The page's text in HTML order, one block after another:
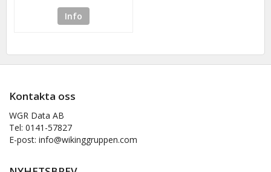
Info
Kontakta oss
WGR Data AB
Tel: 0141-57827
E-post: info@wikinggruppen.com